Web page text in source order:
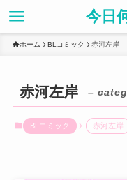
今日
ホーム BLコミック 赤河左岸
赤河左岸 –
BLコミック 赤河左岸